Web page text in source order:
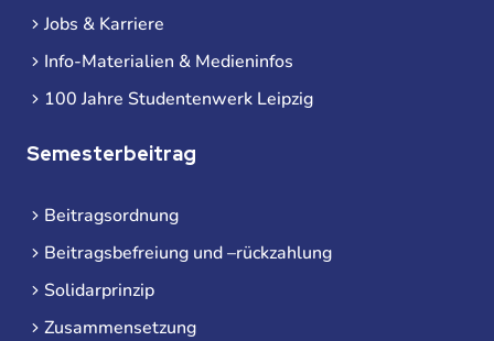
Jobs & Karriere
Info-Materialien & Medieninfos
100 Jahre Studentenwerk Leipzig
Semesterbeitrag
Beitragsordnung
Beitragsbefreiung und –rückzahlung
Solidarprinzip
Zusammensetzung